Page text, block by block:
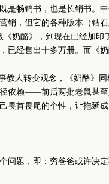
畅销书，也是长销书。中
销，但它的各种版本（钻
奶酪》，到现在已经加印
已经售出十多万册。而《
人转变观念，《奶酪》同
依赖——前后两批老鼠甚
畏首畏尾的个性，让拖延成
题，即：穷爸爸或许决定